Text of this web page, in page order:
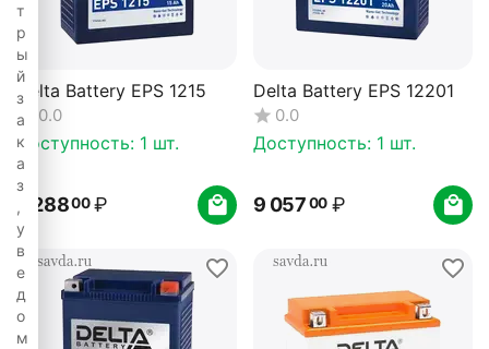
Delta Battery EPS 1215
0.0
Доступность: 1 шт.
7 28800 ₽
Delta Battery EPS 12201
0.0
Доступность: 1 шт.
9 05700 ₽
т
р
ы
й
з
а
к
а
з
,
у
в
е
д
о
м